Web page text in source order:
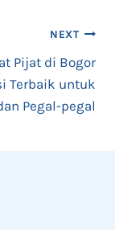
NEXT
Pijat di Bogor
Terbaik untuk
Pegal-pegal